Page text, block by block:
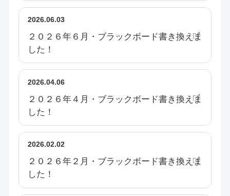
2026.06.03
２０２６年６月・ブラックボード書き換えま
した！
2026.04.06
２０２６年４月・ブラックボード書き換えま
した！
2026.02.02
２０２６年２月・ブラックボード書き換えま
した！